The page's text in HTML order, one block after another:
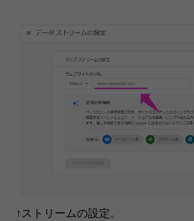
↑ストリームの設定。